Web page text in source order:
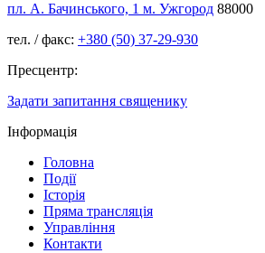
пл. А. Бачинського, 1 м. Ужгород 88000
тел. / факс: +380 (50) 37-29-930
Пресцентр:
Задати запитання священику
Інформація
Головна
Події
Історія
Пряма трансляція
Управління
Контакти